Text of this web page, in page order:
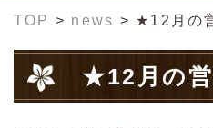
TOP > news > ★12月の
★12月の